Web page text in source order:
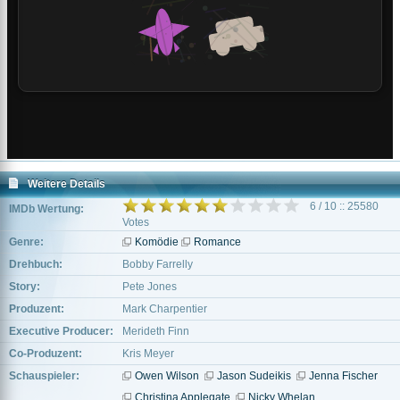
Weitere Details
IMDb Wertung:
6 / 10 :: 25580
Votes
Genre:
Komödie
Romance
Drehbuch:
Bobby Farrelly
Story:
Pete Jones
Produzent:
Mark Charpentier
Executive Producer:
Merideth Finn
Co-Produzent:
Kris Meyer
Schauspieler:
Owen Wilson Jason Sudeikis
Jenna Fischer
Christina Applegate
Nicky Whelan